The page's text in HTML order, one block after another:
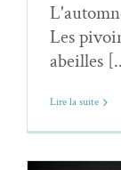
Les
abeilles
Lire la suite